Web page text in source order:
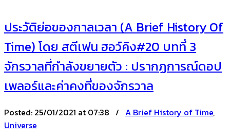
ประวัติย่อของกาลเวลา (A Brief History Of
Time) โดย สตีเฟน ฮอว์คิง#20 บทที่ 3
จักรวาลที่กำลังขยายตัว : ปรากฏการณ์ดอป
เพลอร์และค่าคงที่ของจักรวาล
Posted: 25/01/2021 at 07:38 / A Brief History of Time,
Universe